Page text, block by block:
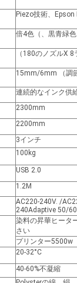
Piezo技術、Epson
倍4色（、黒青緑色
（180のノズルX
15mm/6mm （調
連続的なインク供
2300mm
2200mm
3インチ
100kg
USB 2.0
1.2M
AC220-240V. /
240Adaptive 50/
染料の昇華ヒータ
さい
プリンター5500w
20-32°C
40-60%不凝縮